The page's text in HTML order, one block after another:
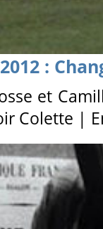
:
et
Colette |